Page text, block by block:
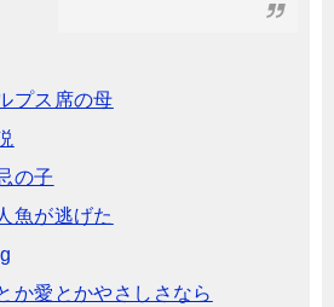
プス席の母
の子
魚が逃げた
か愛とかやさしさなら